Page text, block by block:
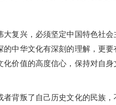
兴，必须坚定中国特色社会
中华文化有深刻的理解，更
价值的高度信心，保持对自身
叛了自己历史文化的民族，